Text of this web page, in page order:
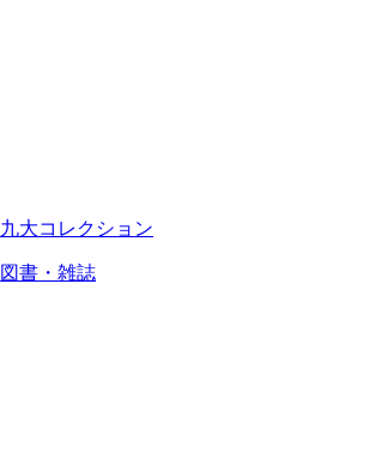
九大コレクション
図書・雑誌